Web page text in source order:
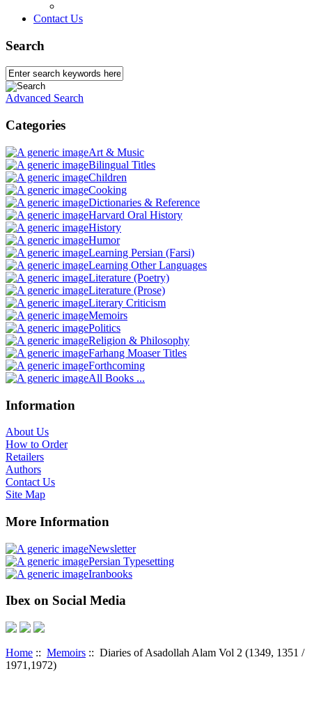
Contact Us
Search
Advanced Search
Categories
Art & Music
Bilingual Titles
Children
Cooking
Dictionaries & Reference
Harvard Oral History
History
Humor
Learning Persian (Farsi)
Learning Other Languages
Literature (Poetry)
Literature (Prose)
Literary Criticism
Memoirs
Politics
Religion & Philosophy
Farhang Moaser Titles
Forthcoming
All Books ...
Information
About Us
How to Order
Retailers
Authors
Contact Us
Site Map
More Information
Newsletter
Persian Typesetting
Iranbooks
Ibex on Social Media
Home :: Memoirs :: Diaries of Asadollah Alam Vol 2 (1349, 1351 /
1971,1972)